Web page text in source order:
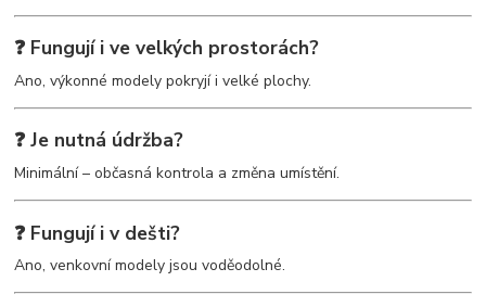
❓ Fungují i ve velkých prostorách?
Ano, výkonné modely pokryjí i velké plochy.
❓ Je nutná údržba?
Minimální – občasná kontrola a změna umístění.
❓ Fungují i v dešti?
Ano, venkovní modely jsou voděodolné.